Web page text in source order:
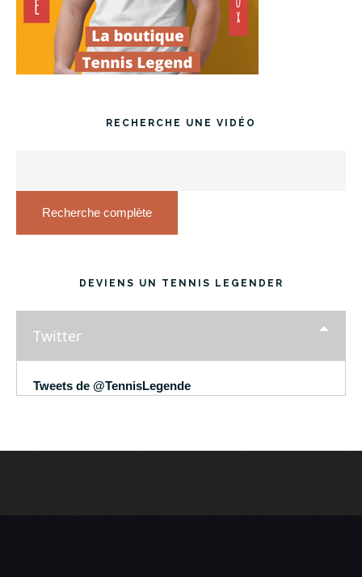
RECHERCHE UNE VIDÉO
Recherche complète
DEVIENS UN TENNIS LEGENDER
Twitter
Tweets de @TennisLegende